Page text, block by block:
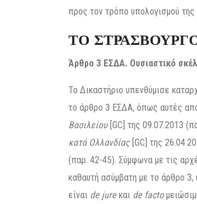
προς τον τρόπο υπολογισμού
ΤΟ
Άρθρο 3 ΕΣΔΑ. Ουσιαστικό
Το Δικαστήριο υπενθύμισε
το άρθρο 3 ΕΣΔΑ, όπως αυτές
Βασιλείου[GC] της 09.07.2013
κατά Ολλανδίας[GC] της
(παρ. 42-45). Σύμφωνα με τις
καθαυτή ασύμβατη με το άρθρο
είναι de jureκαι de facto